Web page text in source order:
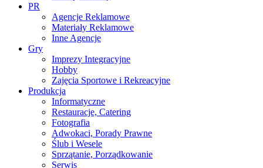
PR
Agencje Reklamowe
Materiały Reklamowe
Inne Agencje
Gry
Imprezy Integracyjne
Hobby
Zajęcia Sportowe i Rekreacyjne
Produkcja
Informatyczne
Restauracje, Catering
Fotografia
Adwokaci, Porady Prawne
Ślub i Wesele
Sprzątanie, Porządkowanie
Serwis